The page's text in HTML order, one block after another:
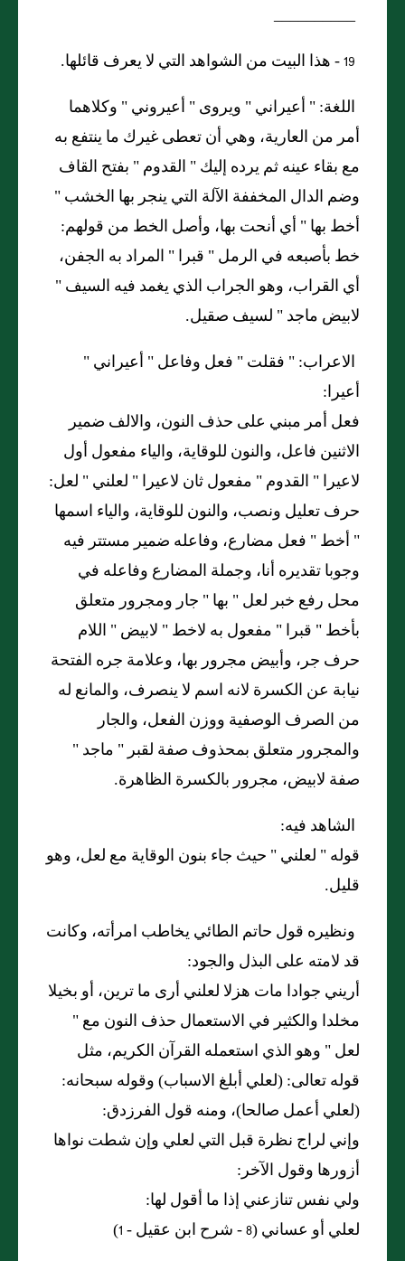
__________
19 - هذا البيت من الشواهد التي لا يعرف قائلها.
اللغة: "أعيراني"ويروى"أعيروني"وكلاهما
أمر من العارية، وهي أن تعطى غيرك ما ينتفع به
مع بقاء عينه ثم يرده إليك"القدوم"بفتح القاف
وضم الدال المخففة الآلة التي ينجر بها الخشب"
أخط بها"أي أنحت بها، وأصل الخط من قولهم:
خط بأصبعه في الرمل"قبرا"المراد به الجفن،
أي القراب، وهو الجراب الذي يغمد فيه السيف"
لابيض ماجد"لسيف صقيل.
الاعراب: "فقلت"فعل وفاعل"أعيراني"
أعيرا:
فعل أمر مبني على حذف النون، والالف ضمير
الاثنين فاعل، والنون للوقاية، والياء مفعول أول
لاعيرا"القدوم"مفعول ثان لاعيرا"لعلني"لعل:
حرف تعليل ونصب، والنون للوقاية، والياء اسمها
"أخط"فعل مضارع، وفاعله ضمير مستتر فيه
وجوبا تقديره أنا، وجملة المضارع وفاعله في
محل رفع خبر لعل"بها"جار ومجرور متعلق
بأخط"قبرا"مفعول به لاخط"لابيض"اللام
حرف جر، وأبيض مجرور بها، وعلامة جره الفتحة
نيابة عن الكسرة لانه اسم لا ينصرف، والمانع له
من الصرف الوصفية ووزن الفعل، والجار
والمجرور متعلق بمحذوف صفة لقبر"ماجد"
صفة لابيض، مجرور بالكسرة الظاهرة.
الشاهد فيه:
قوله "لعلني"حيث جاء بنون الوقاية مع لعل، وهو
قليل.
ونظيره قول حاتم الطائي يخاطب امرأته، وكانت
قد لامته على البذل والجود:
أريني جوادا مات هزلا لعلني أرى ما ترين، أو بخيلا
مخلدا والكثير في الاستعمال حذف النون مع "
لعل"وهو الذي استعمله القرآن الكريم، مثل
قوله تعالى: (لعلي أبلغ الاسباب)وقوله سبحانه:
(لعلي أعمل صالحا)، ومنه قول الفرزدق:
وإني لراج نظرة قبل التي لعلي وإن شطت نواها
أزورها وقول الآخر:
ولي نفس تنازعني إذا ما أقول لها:
لعلي أو عساني(8 - شرح ابن عقيل- 1)